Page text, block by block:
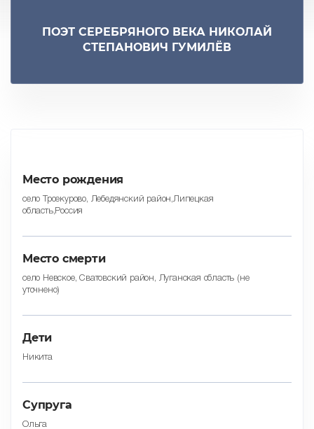
ПОЭТ СЕРЕБРЯНОГО ВЕКА НИКОЛАЙ
СТЕПАНОВИЧ ГУМИЛЁВ
Место рождения
село Троекурово, Лебедянский район,Липецкая
область,Россия
Место смерти
село Невское, Сватовский район, Луганская область (не
уточнено)
Дети
Никита
Супруга
Ольга